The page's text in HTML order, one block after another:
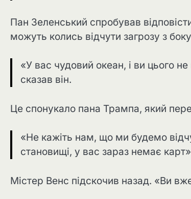
Пан Зеленський спробував
можуть колись відчути загрозу з боку
«У вас чудовий океан, і ви цього
сказав він.
Це спонукало пана Трампа, який
«Не кажіть нам, що ми будемо
становищі, у вас зараз немає
Містер Венс підскочив назад. «Ви